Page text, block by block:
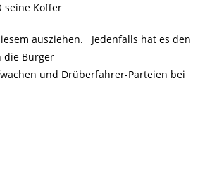
seine Koffer
ausziehen. Jedenfalls hat es den
die Bürger
und Drüberfahrer-Parteien bei